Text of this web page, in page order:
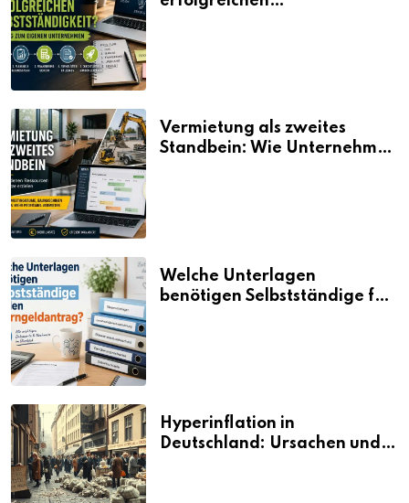
Vermietung als zweites
Standbein: Wie Unternehmen
Welche Unterlagen
benötigen Selbstständige für
Hyperinflation in
Deutschland: Ursachen und